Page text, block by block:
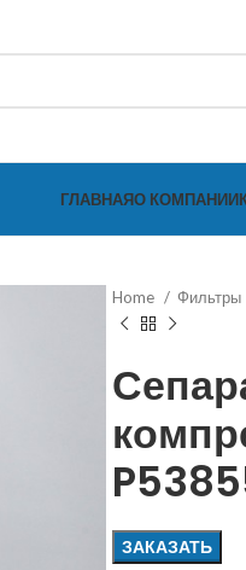
ГЛАВНАЯО КОМПАНИИ
Home Фильтры
ЗАКАЗАТЬ